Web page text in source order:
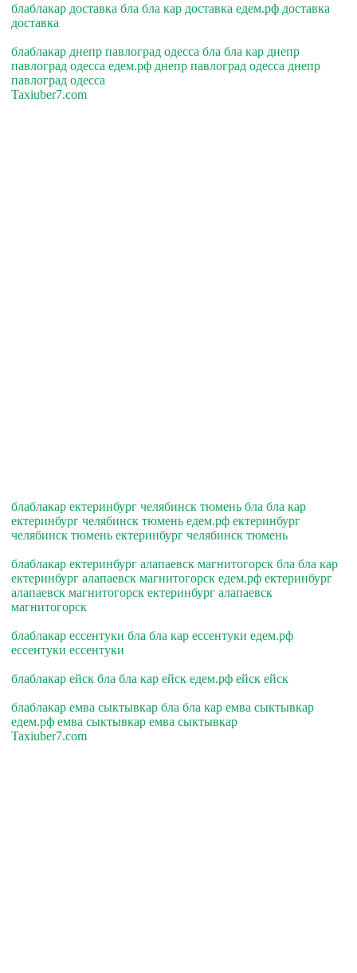
блаблакар доставка бла бла кар доставка едем.рф доставка
доставка
блаблакар днепр павлоград одесса бла бла кар днепр
павлоград одесса едем.рф днепр павлоград одесса днепр
павлоград одесса
Taxiuber7.com
блаблакар ектеринбург челябинск тюмень бла бла кар
ектеринбург челябинск тюмень едем.рф ектеринбург
челябинск тюмень ектеринбург челябинск тюмень
блаблакар ектеринбург алапаевск магнитогорск бла бла кар
ектеринбург алапаевск магнитогорск едем.рф ектеринбург
алапаевск магнитогорск ектеринбург алапаевск
магнитогорск
блаблакар ессентуки бла бла кар ессентуки едем.рф
ессентуки ессентуки
блаблакар ейск бла бла кар ейск едем.рф ейск ейск
блаблакар емва сыктывкар бла бла кар емва сыктывкар
едем.рф емва сыктывкар емва сыктывкар
Taxiuber7.com